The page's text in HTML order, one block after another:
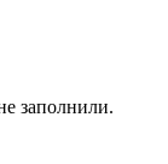
заполнили.